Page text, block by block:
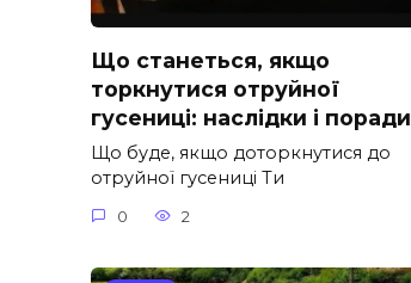
Що станеться, якщо
торкнутися отруйної
гусениці: наслідки і поради
Що буде, якщо доторкнутися до
отруйної гусениці Ти
0 2